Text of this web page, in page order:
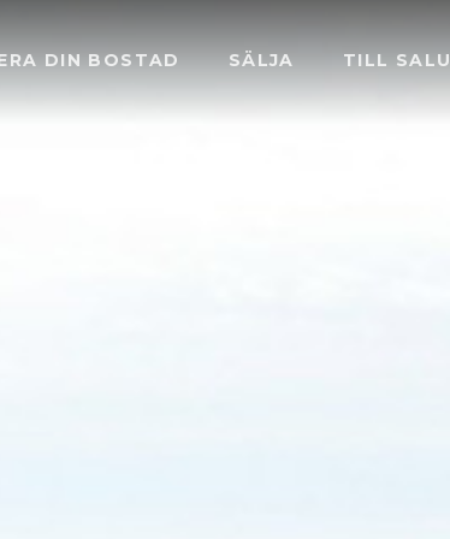
DIN BOSTAD SÄLJA TILL SALU